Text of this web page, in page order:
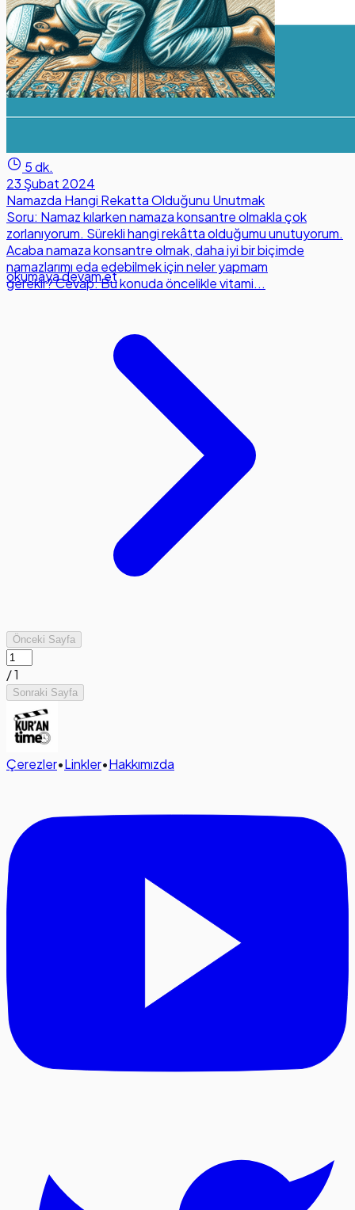
5 dk.
23 Şubat 2024
Namazda Hangi Rekatta Olduğunu Unutmak
Soru: Namaz kılarken namaza konsantre olmakla çok
zorlanıyorum. Sürekli hangi rekâtta olduğumu unutuyorum.
Acaba namaza konsantre olmak, daha iyi bir biçimde
namazlarımı eda edebilmek için neler yapmam
gerekir? Cevap: Bu konuda öncelikle vitami...
okumaya devam et
Önceki Sayfa
/1
Sonraki Sayfa
Çerezler•Linkler•Hakkımızda